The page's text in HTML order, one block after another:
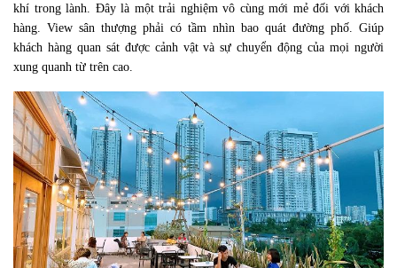
khí trong lành. Đây là một trải nghiệm vô cùng mới mẻ đối với khách
hàng. View sân thượng phải có tầm nhìn bao quát đường phố. Giúp
khách hàng quan sát được cảnh vật và sự chuyển động của mọi người
xung quanh từ trên cao.